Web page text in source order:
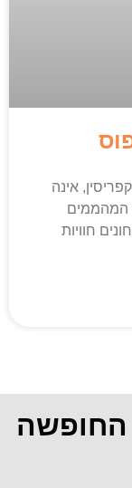
אינה
המהממים
חוויות
החופשה